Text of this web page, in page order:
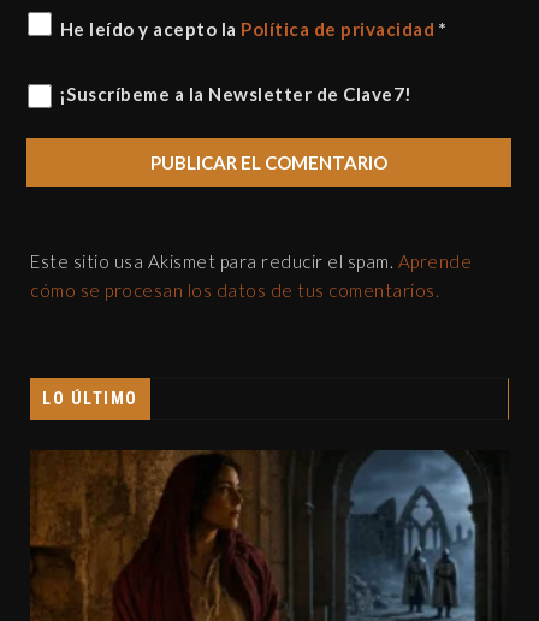
He leído y acepto la Política de privacidad *
¡Suscríbeme a la Newsletter de Clave7!
Este sitio usa Akismet para reducir el spam. Aprende
cómo se procesan los datos de tus comentarios.
LO ÚLTIMO